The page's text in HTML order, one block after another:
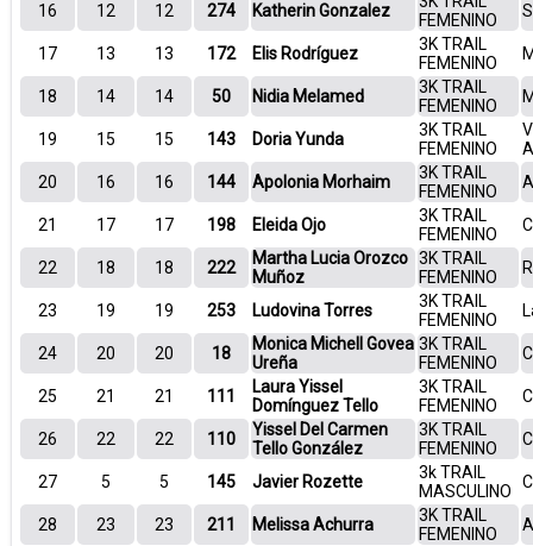
16 12 12 274 Katherin Gonzalez
FEMENINO
17 13 13 172 Elis Rodríguez
3K TRAIL
FEMENINO
18 14 14 50 Nidia Melamed
3K TRAIL
FEMENINO
19 15 15 143 Doria Yunda
3K TRAIL
FEMENINO
20
16 16 144 Apolonia Morhaim
3K TRAIL
FEMENINO
21 17 17 198 Eleida Ojo
3K TRAIL
FEMENINO
22 18 18 222
Martha Lucia Orozco
Muñoz
3K TRAIL
FEMENINO
23 19 19 253 Ludovina Torres
3K TRAIL
FEMENINO
24 20 20 18
Monica Michell Govea
Ureña
3K TRAIL
FEMENINO
25 21 21 111
Laura Yissel
Domínguez Tello
3K TRAIL
FEMENINO
26 22 22 110
Yissel Del Carmen
Tello González
3K TRAIL
FEMENINO
27 5 5 145 Javier Rozette
3k TRAIL
MASCULINO
28 23 23 211 Melissa Achurra
3K TRAIL
FEMENINO